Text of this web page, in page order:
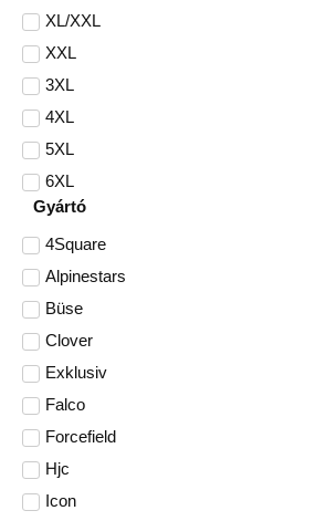
XL/XXL
XXL
3XL
4XL
5XL
6XL
Gyártó
4Square
Alpinestars
Büse
Clover
Exklusiv
Falco
Forcefield
Hjc
Icon